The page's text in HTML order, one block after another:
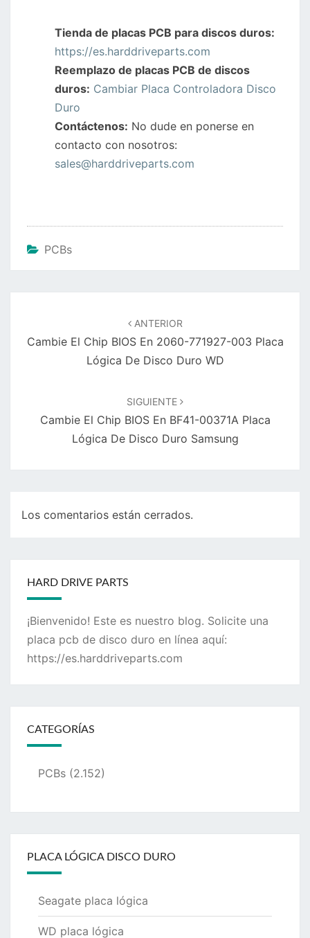
Tienda de placas PCB para discos duros:
https://es.harddriveparts.com
Reemplazo de placas PCB de discos
duros: Cambiar Placa Controladora Disco
Duro
Contáctenos: No dude en ponerse en
contacto con nosotros:
sales@harddriveparts.com
PCBs
entradas
ANTERIOR
Cambie El Chip BIOS En 2060-771927-003 Placa
Lógica De Disco Duro WD
SIGUIENTE
Cambie El Chip BIOS En BF41-00371A Placa
Lógica De Disco Duro Samsung
Los comentarios están cerrados.
HARD DRIVE PARTS
¡Bienvenido! Este es nuestro blog. Solicite una
placa pcb de disco duro en línea aquí:
https://es.harddriveparts.com
CATEGORÍAS
PCBs (2.152)
PLACA LÓGICA DISCO DURO
Seagate placa lógica
WD placa lógica